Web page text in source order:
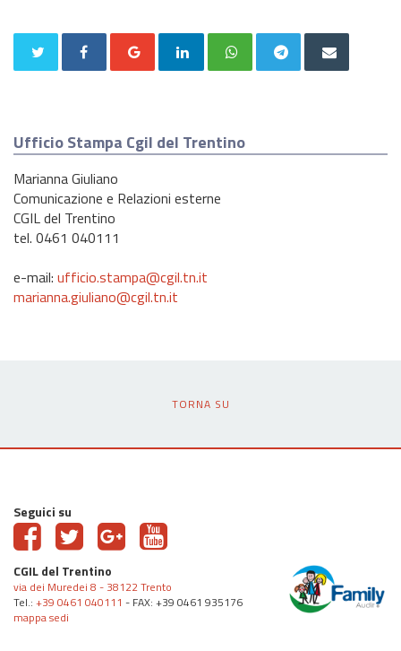
Ufficio Stampa Cgil del Trentino
Marianna Giuliano
Comunicazione e Relazioni esterne
CGIL del Trentino
tel. 0461 040111
e-mail: ufficio.stampa@cgil.tn.it
marianna.giuliano@cgil.tn.it
TORNA SU
Seguici su
CGIL del Trentino
via dei Muredei 8 - 38122 Trento
Tel.: +39 0461 040111 - FAX: +39 0461 935176
mappa sedi